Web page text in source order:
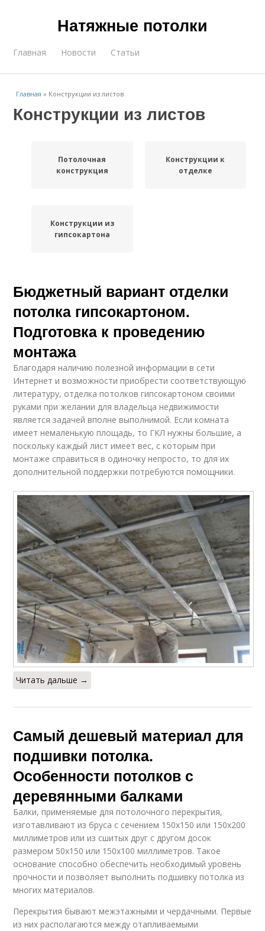
Натяжные потолки
Главная Новости Статьи
Главная » Конструкции из листов
Конструкции из листов
Потолочная
конструкция
Конструкции к
отделке
Конструкции из
гипсокартона
Бюджетный вариант отделки
потолка гипсокартоном.
Подготовка к проведению
монтажа
Благодаря наличию полезной информации в сети
Интернет и возможности приобрести соответствующую
литературу, отделка потолков гипсокартоном своими
руками при желании для владельца недвижимости
является задачей вполне выполнимой. Если комната
имеет немаленькую площадь, то ГКЛ нужны большие, а
поскольку каждый лист имеет вес, с которым при
монтаже справиться в одиночку непросто, то для их
дополнительной поддержки потребуются помощники.
Читать дальше →
Самый дешевый материал для
подшивки потолка.
Особенности потолков с
деревянными балками
Балки, применяемые для потолочного перекрытия,
изготавливают из бруса с сечением 150х150 или 150х200
миллиметров или из сшитых друг с другом досок
размером 50х150 или 150х100 миллиметров. Такое
основание способно обеспечить необходимый уровень
прочности и позволяет выполнить подшивку потолка из
многих материалов.
Перекрытия бывают межэтажными и чердачными. Первые
из них располагаются между отапливаемыми